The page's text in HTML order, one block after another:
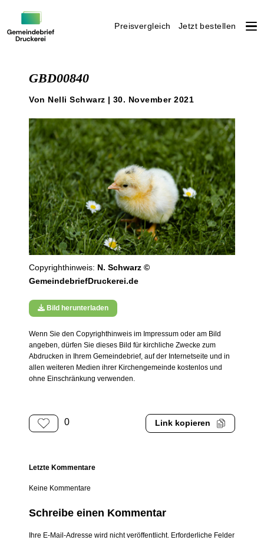
Preisvergleich Jetzt bestellen
GBD00840
Von Nelli Schwarz | 30. November 2021
Copyrighthinweis: N. Schwarz ©
GemeindebriefDruckerei.de
Bild herunterladen
Wenn Sie den Copyrighthinweis im Impressum oder am Bild
angeben, dürfen Sie dieses Bild für kirchliche Zwecke zum
Abdrucken in Ihrem Gemeindebrief, auf der Internetseite und in
allen weiteren Medien ihrer Kirchengemeinde kostenlos und
ohne Einschränkung verwenden.
0 Link kopieren
Letzte Kommentare
Keine Kommentare
Schreibe einen Kommentar
Ihre E-Mail-Adresse wird nicht veröffentlicht. Erforderliche Felder